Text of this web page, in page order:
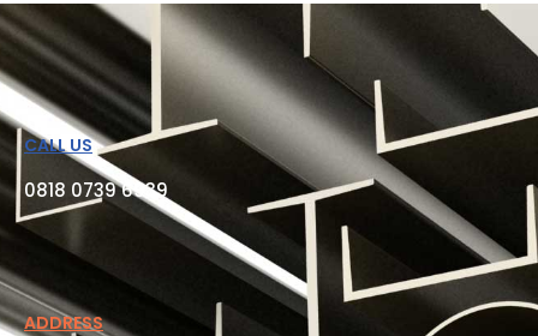
CALL US
0818 0739 6939
ADDRESS​